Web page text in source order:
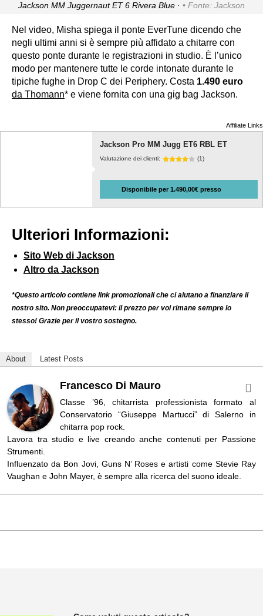
Jackson MM Juggernaut ET 6 Rivera Blue · Fonte: Jackson
Nel video, Misha spiega il ponte EverTune dicendo che
negli ultimi anni si è sempre più affidato a chitarre con
questo ponte durante le registrazioni in studio. È l’unico
modo per mantenere tutte le corde intonate durante le
tipiche fughe in Drop C dei Periphery. Costa 1.490 euro
da Thomann* e viene fornita con una gig bag Jackson.
Affiliate Links
Jackson Pro MM Jugg ET6 RBL ET
Valutazione dei clienti: (1)
Disponibile per 1.490,00€ presso
Ulteriori Informazioni:
Sito Web di Jackson
Altro da Jackson
*Questo articolo contiene link promozionali che ci aiutano a finanziare il
nostro sito. Non preoccupatevi: il prezzo per voi rimane sempre lo
stesso! Grazie per il vostro sostegno.
About Latest Posts
Francesco Di Mauro
Classe ’96, chitarrista professionista formato al
Conservatorio “Giuseppe Martucci” di Salerno in
chitarra pop rock.
Lavora tra studio e live creando anche contenuti per Passione
Strumenti.
Influenzato da Bon Jovi, Guns N’ Roses e artisti come Stevie Ray
Vaughan e John Mayer, è sempre alla ricerca del suono ideale.